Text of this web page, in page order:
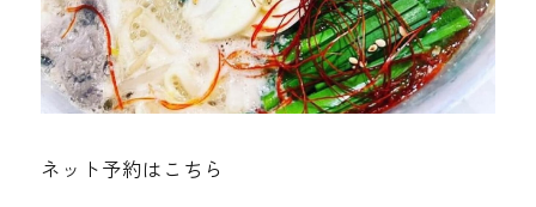
ネット予約はこちら